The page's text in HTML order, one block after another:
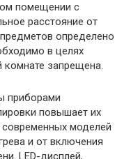
помещении с
расстояние от
определено
в целях
комнате запрещена.
приборами
повышает их
моделей
и от включения
LED-дисплей,